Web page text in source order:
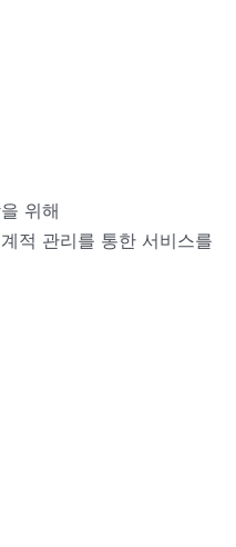
위해
적 관리를 통한 서비스를